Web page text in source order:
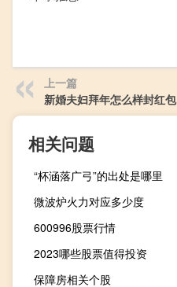
上一篇
新婚夫妇拜年怎么样封红包
相关问题
“杯涵落广弓”的出处是哪里
微波炉火力对应多少度
600996股票行情
2023哪些股票值得投资
保障房相关个股